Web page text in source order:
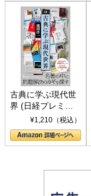
古典に学ぶ現代世
界 (日経プレミア
シリーズ)¥1,210（税込）